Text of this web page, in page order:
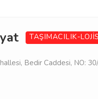
TAŞIMACILIK-
Bedir Caddesi, NO: